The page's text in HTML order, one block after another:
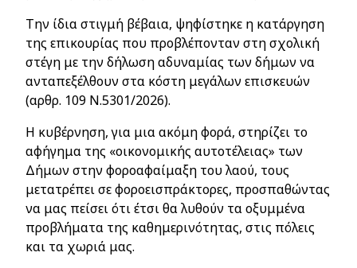
Την ίδια στιγμή βέβαια, ψηφίστηκε η κατάργηση
της επικουρίας που προβλέπονταν στη σχολική
στέγη με την δήλωση αδυναμίας των δήμων να
ανταπεξέλθουν στα κόστη μεγάλων επισκευών
(αρθρ. 109 Ν.5301/2026).
Η κυβέρνηση, για μια ακόμη φορά, στηρίζει το
αφήγημα της «οικονομικής αυτοτέλειας» των
Δήμων στην φοροαφαίμαξη του λαού, τους
μετατρέπει σε φοροεισπράκτορες, προσπαθώντας
να μας πείσει ότι έτσι θα λυθούν τα οξυμμένα
προβλήματα της καθημερινότητας, στις πόλεις
και τα χωριά μας.